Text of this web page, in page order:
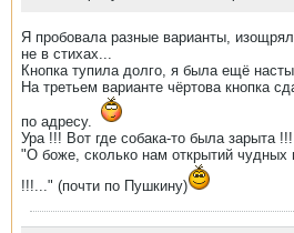
Я пробовала разные варианты,
не в стихах...
Кнопка тупила долго, я была ещё
На третьем варианте чёртова кнопка
по адресу.
Ура !!! Вот где собака-то была зарыта
"О боже, сколько нам открытий чудных
!!!..." (почти по Пушкину)